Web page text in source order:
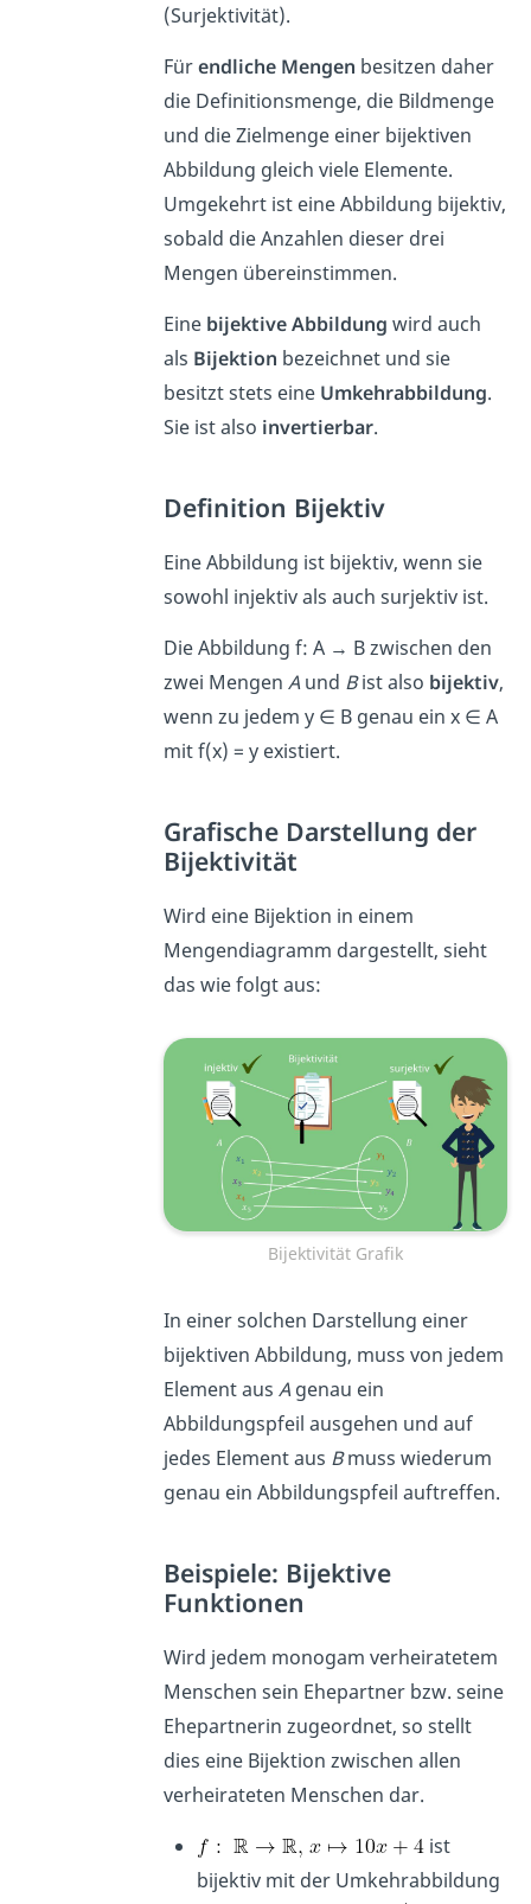
(Surjektivität).
Fürendliche Mengen besitzen daher
die Definitionsmenge, die Bildmenge
und die Zielmenge einer bijektiven
Abbildung gleich viele Elemente.
Umgekehrt ist eine Abbildung bijektiv,
sobald die Anzahlen dieser drei
Mengen übereinstimmen.
Eine bijektive Abbildung wird auch
als Bijektion bezeichnet und sie
besitzt stets eine Umkehrabbildung.
Sie ist also invertierbar.
Definition Bijektiv
Eine Abbildung ist bijektiv, wenn sie
sowohl injektiv als auch surjektiv ist.
Die Abbildung f: A → B zwischen den
zwei MengenAund Bist also bijektiv,
wenn zu jedem y ∈ B genau ein x ∈ A
mit f(x) = y existiert.
Grafische Darstellung der
Bijektivität
Wird eine Bijektion in einem
Mengendiagramm dargestellt, sieht
das wie folgt aus:
Bijektivität Grafik
In einer solchen Darstellung einer
bijektiven Abbildung, muss von jedem
Element ausAgenau ein
Abbildungspfeil ausgehen und auf
jedes Element aus Bmuss wiederum
genau ein Abbildungspfeil auftreffen.
Beispiele: Bijektive
Funktionen
Wird jedem monogam verheiratetem
Menschen sein Ehepartner bzw. seine
Ehepartnerin zugeordnet, so stellt
dies eine Bijektion zwischen allen
verheirateten Menschen dar.
ist
bijektiv mit der Umkehrabbildung